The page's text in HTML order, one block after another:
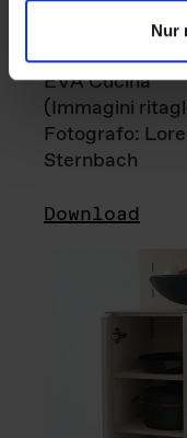
Nur
EVA Cucina
(Immagini
Fotografo:
Sternbach
Download